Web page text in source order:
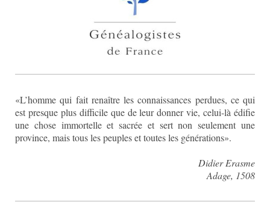
«L’homme qui fait renaître les connaissances perdues, ce qui
est presque plus difficile que de leur donner vie, celui-là édifie
une chose immortelle et sacrée et sert non seulement une
province, mais tous les peuples et toutes les générations».
Didier Erasme
Adage, 1508